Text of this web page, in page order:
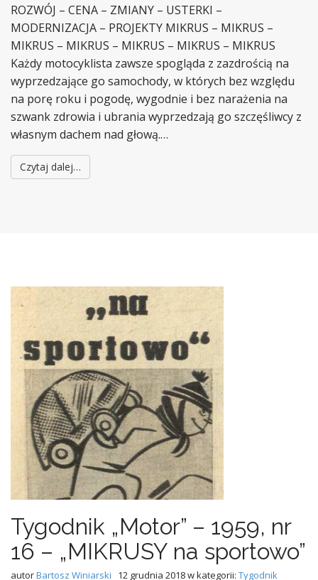
ROZWÓJ – CENA – ZMIANY – USTERKI –
MODERNIZACJA – PROJEKTY MIKRUS – MIKRUS –
MIKRUS – MIKRUS – MIKRUS – MIKRUS – MIKRUS
Każdy motocyklista zawsze spogląda z zazdrością na
wyprzedzające go samochody, w których bez względu
na porę roku i pogodę, wygodnie i bez narażenia na
szwank zdrowia i ubrania wyprzedzają go szczęśliwcy z
własnym dachem nad głową.…
Czytaj dalej…
Tygodnik „Motor” – 1959, nr
16 – „MIKRUSY na sportowo”
autorBartosz Winiarski 12 grudnia 2018w kategorii: Tygodnik